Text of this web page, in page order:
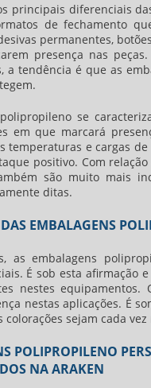
principais diferenciais
de fechamento
permanentes,
presença nas
a tendência é que as
se
em que marcará
temperaturas e cargas
positivo. Com
são muito mais
ditas.
EMBALAGENS
as embalagens
É sob esta afirmação
nestes
nestas aplicações. É
colorações sejam cada
POLIPROPILENO
NA ARAKEN